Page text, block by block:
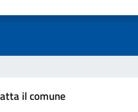
il comune